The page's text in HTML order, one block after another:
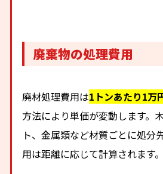
廃棄物の処理費用
廃材処理費用は1トンあたり1万
方法により単価が変動します。
ト、金属類など材質ごとに処分
用は距離に応じて計算されます。